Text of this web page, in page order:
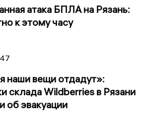
атака БПЛА на Рязань:
к этому часу
наши вещи отдадут»:
склада Wildberries в Рязани
об эвакуации